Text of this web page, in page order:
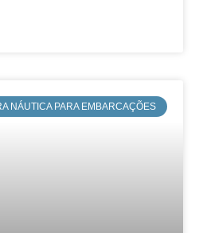
NÁUTICA PARA EMBARCAÇÕES